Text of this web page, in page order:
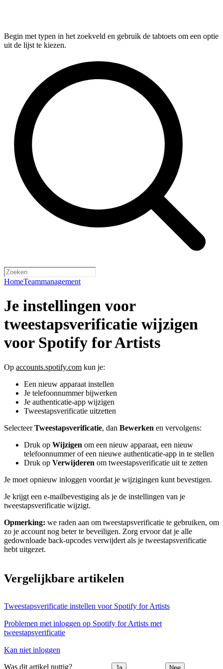
Begin met typen in het zoekveld en gebruik de tabtoets om een optie
uit de lijst te kiezen.
HomeTeammanagement
Je instellingen voor
tweestapsverificatie wijzigen
voor Spotify for Artists
Op accounts.spotify.com kun je:
Een nieuw apparaat instellen
Je telefoonnummer bijwerken
Je authenticatie-app wijzigen
Tweestapsverificatie uitzetten
SelecteerTweestapsverificatie, dan Bewerken en vervolgens:
Druk op Wijzigen om een nieuw apparaat, een nieuw
telefoonnummer of een nieuwe authenticatie-app in te stellen
Druk op Verwijderen om tweestapsverificatie uit te zetten
Je moet opnieuw inloggen voordat je wijzigingen kunt bevestigen.
Je krijgt een e-mailbevestiging als je de instellingen van je
tweestapsverificatie wijzigt.
Opmerking: we raden aan om tweestapsverificatie te gebruiken, om
zo je account nog beter te beveiligen. Zorg ervoor dat je alle
gedownloade back-upcodes verwijdert als je tweestapsverificatie
hebt uitgezet.
Vergelijkbare artikelen
Tweestapsverificatie instellen voor Spotify for Artists
Problemen met inloggen op Spotify for Artists met
tweestapsverificatie
Kan niet inloggen
Was dit artikel nuttig?